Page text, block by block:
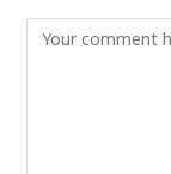
Comment